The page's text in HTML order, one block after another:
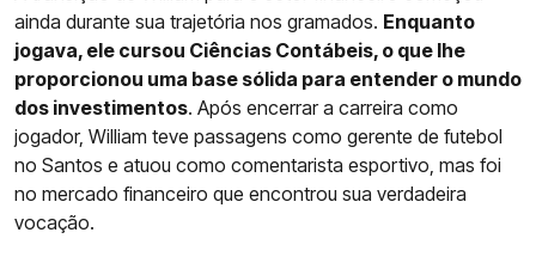
ainda durante sua trajetória nos gramados. Enquanto
jogava, ele cursou Ciências Contábeis, o que lhe
proporcionou uma base sólida para entender o mundo
dos investimentos. Após encerrar a carreira como
jogador, William teve passagens como gerente de futebol
no Santos e atuou como comentarista esportivo, mas foi
no mercado financeiro que encontrou sua verdadeira
vocação.